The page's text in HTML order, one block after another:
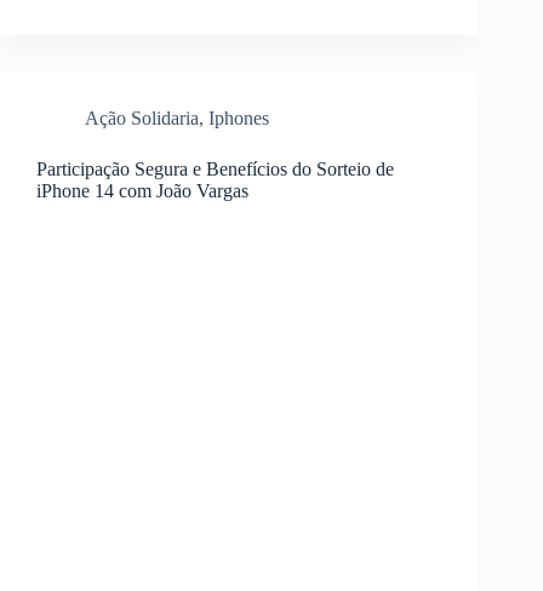
Ação Solidaria, Iphones
Participação Segura e Benefícios do Sorteio de
iPhone 14 com João Vargas